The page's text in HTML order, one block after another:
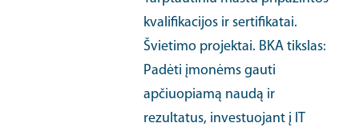
kvalifikacijos ir sertifikatai.
Švietimo projektai. BKA tikslas:
Padėti įmonėms gauti
apčiuopiamą naudą ir
rezultatus, investuojant į IT